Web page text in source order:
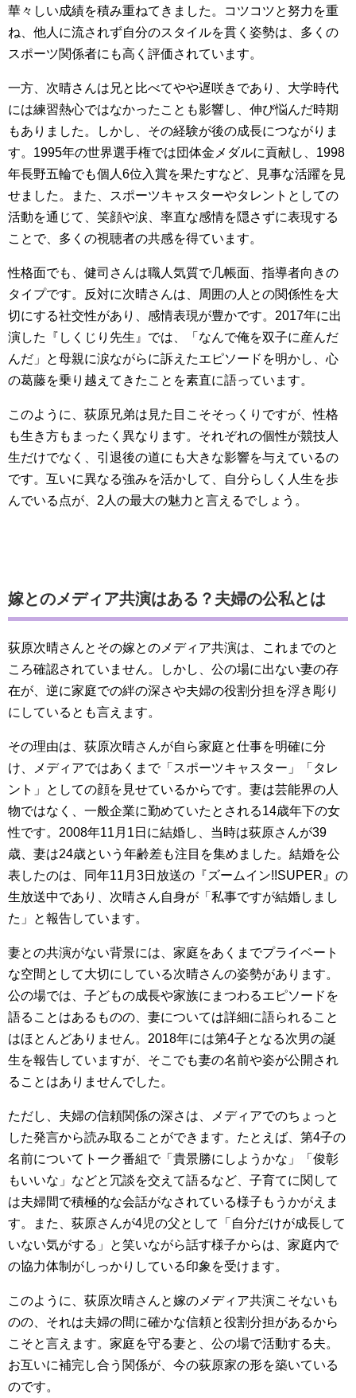
華々しい成績を積み重ねてきました。コツコツと努力を重
ね、他人に流されず自分のスタイルを貫く姿勢は、多くの
スポーツ関係者にも高く評価されています。
一方、次晴さんは兄と比べてやや遅咲きであり、大学時代
には練習熱心ではなかったことも影響し、伸び悩んだ時期
もありました。しかし、その経験が後の成長につながりま
す。1995年の世界選手権では団体金メダルに貢献し、1998
年長野五輪でも個人6位入賞を果たすなど、見事な活躍を見
せました。また、スポーツキャスターやタレントとしての
活動を通じて、笑顔や涙、率直な感情を隠さずに表現する
ことで、多くの視聴者の共感を得ています。
性格面でも、健司さんは職人気質で几帳面、指導者向きの
タイプです。反対に次晴さんは、周囲の人との関係性を大
切にする社交性があり、感情表現が豊かです。2017年に出
演した『しくじり先生』では、「なんで俺を双子に産んだ
んだ」と母親に涙ながらに訴えたエピソードを明かし、心
の葛藤を乗り越えてきたことを素直に語っています。
このように、荻原兄弟は見た目こそそっくりですが、性格
も生き方もまったく異なります。それぞれの個性が競技人
生だけでなく、引退後の道にも大きな影響を与えているの
です。互いに異なる強みを活かして、自分らしく人生を歩
んでいる点が、2人の最大の魅力と言えるでしょう。
嫁とのメディア共演はある？夫婦の公私とは
荻原次晴さんとその嫁とのメディア共演は、これまでのと
ころ確認されていません。しかし、公の場に出ない妻の存
在が、逆に家庭での絆の深さや夫婦の役割分担を浮き彫り
にしているとも言えます。
その理由は、荻原次晴さんが自ら家庭と仕事を明確に分
け、メディアではあくまで「スポーツキャスター」「タレ
ント」としての顔を見せているからです。妻は芸能界の人
物ではなく、一般企業に勤めていたとされる14歳年下の女
性です。2008年11月1日に結婚し、当時は荻原さんが39
歳、妻は24歳という年齢差も注目を集めました。結婚を公
表したのは、同年11月3日放送の『ズームイン!!SUPER』の
生放送中であり、次晴さん自身が「私事ですが結婚しまし
た」と報告しています。
妻との共演がない背景には、家庭をあくまでプライベート
な空間として大切にしている次晴さんの姿勢があります。
公の場では、子どもの成長や家族にまつわるエピソードを
語ることはあるものの、妻については詳細に語られること
はほとんどありません。2018年には第4子となる次男の誕
生を報告していますが、そこでも妻の名前や姿が公開され
ることはありませんでした。
ただし、夫婦の信頼関係の深さは、メディアでのちょっと
した発言から読み取ることができます。たとえば、第4子の
名前についてトーク番組で「貴景勝にしようかな」「俊彰
もいいな」などと冗談を交えて語るなど、子育てに関して
は夫婦間で積極的な会話がなされている様子もうかがえま
す。また、荻原さんが4児の父として「自分だけが成長して
いない気がする」と笑いながら話す様子からは、家庭内で
の協力体制がしっかりしている印象を受けます。
このように、荻原次晴さんと嫁のメディア共演こそないも
のの、それは夫婦の間に確かな信頼と役割分担があるから
こそと言えます。家庭を守る妻と、公の場で活動する夫。
お互いに補完し合う関係が、今の荻原家の形を築いている
のです。